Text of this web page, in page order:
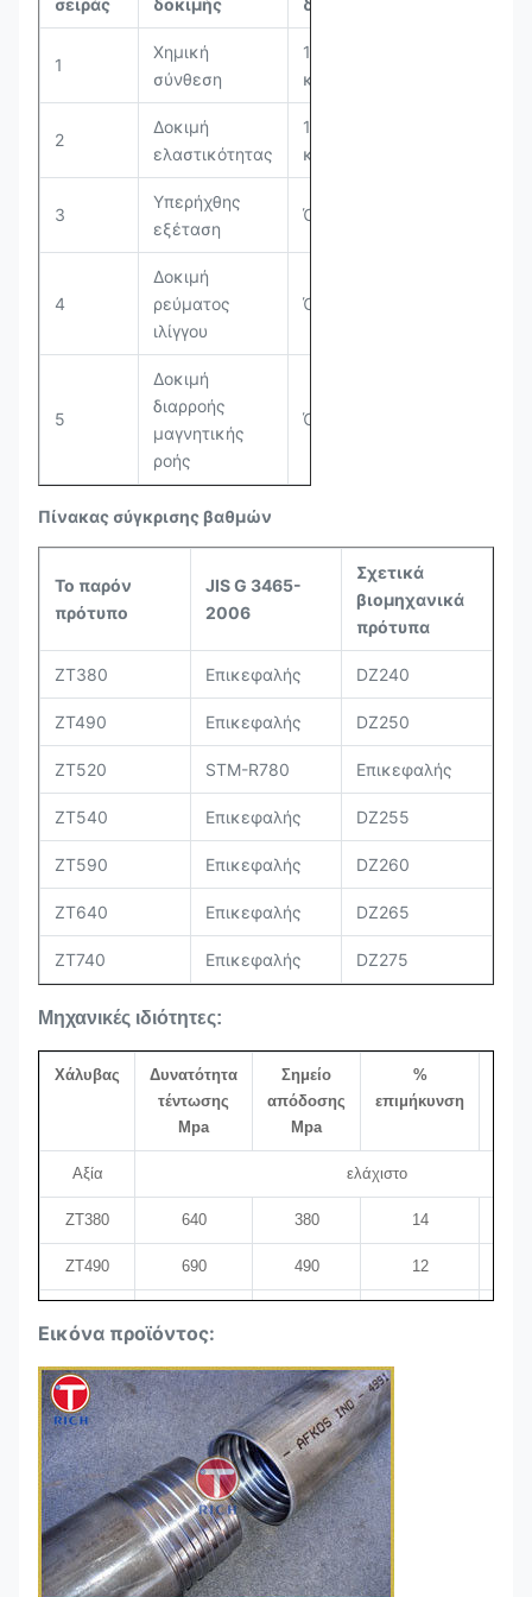
σειράς
δοκιμής
δειγματοληψίας
1
Χημική
σύνθεση
1 δείγμα από
κάθε φούρνο
2
Δοκιμή
ελαστικότητας
1 δείγμα από
κάθε παρτίδα
3
Υπερήχθης
εξέταση
Όλα
4
Δοκιμή
ρεύματος
ιλίγγου
Όλα
5
Δοκιμή
διαρροής
μαγνητικής
ροής
Όλα
Πίνακας σύγκρισης βαθμών
Το παρόν
πρότυπο
JIS G 3465-
2006
Σχετικά
βιομηχανικά
πρότυπα
ZT380 Επικεφαλής DZ240
ZT490 Επικεφαλής DZ250
ZT520 STM-R780 Επικεφαλής
ZT540 Επικεφαλής DZ255
ZT590 Επικεφαλής DZ260
ZT640 Επικεφαλής DZ265
ZT740 Επικεφαλής DZ275
Μηχανικές ιδιότητες:
Χάλυβας
Δυνατότητα
τέντωσης
Mpa
Σημείο
απόδοσης
Mpa
%
επιμήκυνση
Αξία ελάχιστο
ZT380 640 380 14
ZT490 690 490 12
ZT640 790 640
ZT740 840 740
Τ850 950 850
Εικόνα προϊόντος: